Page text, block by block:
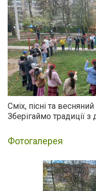
Сміх, пісні та
Зберігаймо традиції з
Фотогалерея